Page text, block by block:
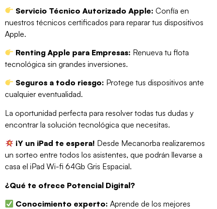
Servicio Técnico Autorizado Apple: Confía en
nuestros técnicos certificados para reparar tus dispositivos
Apple.
Renting Apple para Empresas: Renueva tu flota
tecnológica sin grandes inversiones.
Seguros a todo riesgo: Protege tus dispositivos ante
cualquier eventualidad.
La oportunidad perfecta para resolver todas tus dudas y
encontrar la solución tecnológica que necesitas.
¡Y un iPad te espera! Desde Mecanorba realizaremos
un sorteo entre todos los asistentes, que podrán llevarse a
casa el iPad Wi-fi 64Gb Gris Espacial.
¿Qué te ofrece Potencial Digital?
Conocimiento experto: Aprende de los mejores